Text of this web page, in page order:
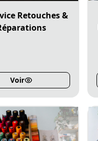
Retouches &
Voir